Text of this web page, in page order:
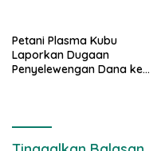
Petani Plasma Kubu
Laporkan Dugaan
Penyelewengan Dana ke